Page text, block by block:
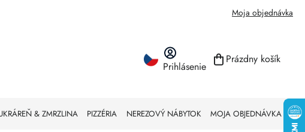
Moja objednávka
Prihlásenie NÁKUPNÝ
Prázdny košík
& ZMRZLINA PIZZÉRIA NEREZOVÝ NÁBYTOK MOJA OBJEDNÁVKA